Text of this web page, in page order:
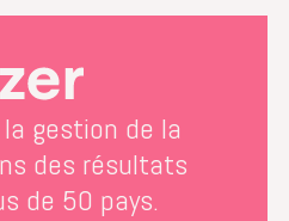
gestion de la
des résultats
de 50 pays.